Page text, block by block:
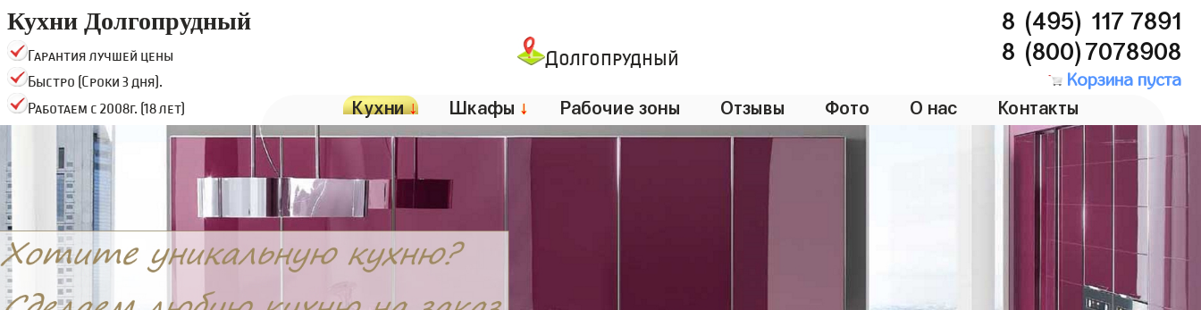
Кухни Долгопрудный
Гарантия лучшей цены
Быстро (Сроки 3 дня).
Работаем с 2008г. (18 лет)
Долгопрудный
8 (495) 117 7891
8 (800)7078908
Корзина пуста
Кухни↓ Шкафы ↓ Рабочие зоны Отзывы Фото О нас Контакты